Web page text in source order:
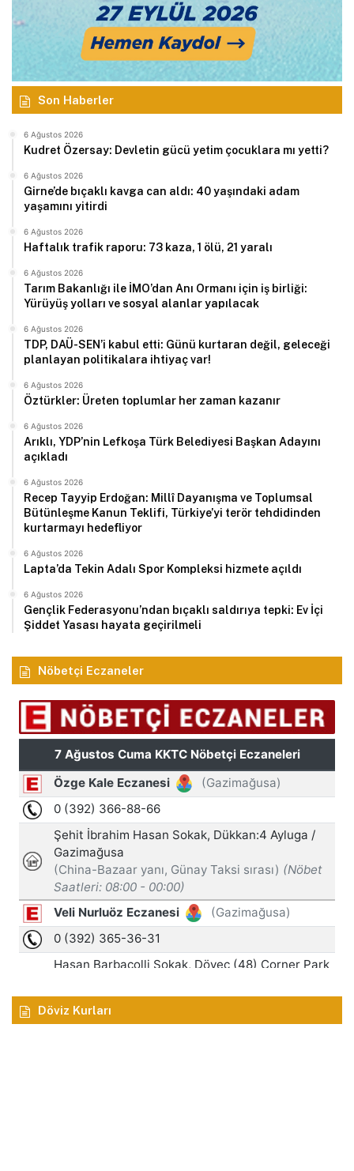
Son Haberler
6 Ağustos 2026
Kudret Özersay: Devletin gücü yetim çocuklara mı yetti?
6 Ağustos 2026
Girne’de bıçaklı kavga can aldı: 40 yaşındaki adam
yaşamını yitirdi
6 Ağustos 2026
Haftalık trafik raporu: 73 kaza, 1 ölü, 21 yaralı
6 Ağustos 2026
Tarım Bakanlığı ile İMO’dan Anı Ormanı için iş birliği:
Yürüyüş yolları ve sosyal alanlar yapılacak
6 Ağustos 2026
TDP, DAÜ-SEN’i kabul etti: Günü kurtaran değil, geleceği
planlayan politikalara ihtiyaç var!
6 Ağustos 2026
Öztürkler: Üreten toplumlar her zaman kazanır
6 Ağustos 2026
Arıklı, YDP’nin Lefkoşa Türk Belediyesi Başkan Adayını
açıkladı
6 Ağustos 2026
Recep Tayyip Erdoğan: Millî Dayanışma ve Toplumsal
Bütünleşme Kanun Teklifi, Türkiye’yi terör tehdidinden
kurtarmayı hedefliyor
6 Ağustos 2026
Lapta’da Tekin Adalı Spor Kompleksi hizmete açıldı
6 Ağustos 2026
Gençlik Federasyonu’ndan bıçaklı saldırıya tepki: Ev İçi
Şiddet Yasası hayata geçirilmeli
Nöbetçi Eczaneler
Döviz Kurları